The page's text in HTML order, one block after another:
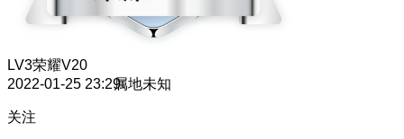
LV3荣耀V20
2022-01-25 23:29属地未知
关注